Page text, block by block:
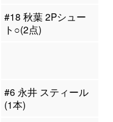
#18 秋葉 2Pシュー
ト○(2点)
#6 永井 スティール
(1本)